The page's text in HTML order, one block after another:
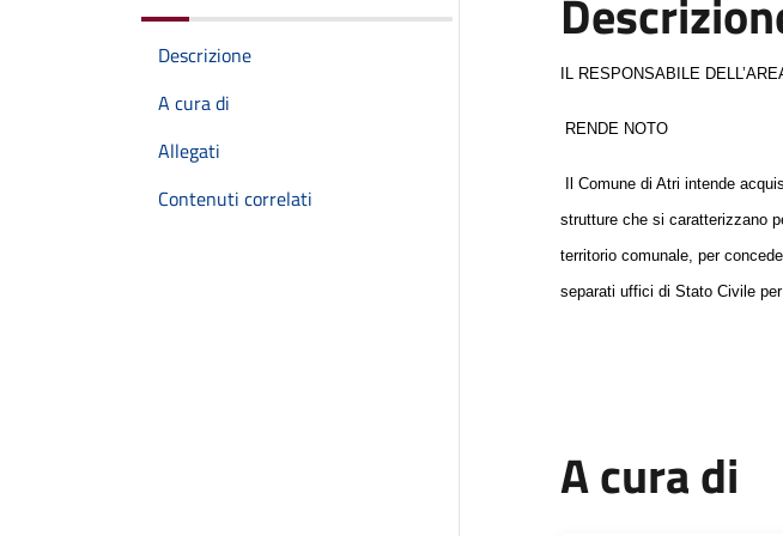
Descrizione
A cura di
Allegati
Contenuti correlati
IL RESPONSABILE
RENDE NOTO
Il Comune di Atri intende
strutture che si caratterizzano
territorio comunale, per
separati uffici di Stato Civile
A cura di